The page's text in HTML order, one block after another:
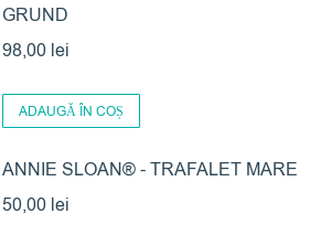
GRUND
98,00 lei
ADAUGĂ ÎN COȘ
ANNIE SLOAN® - TRAFALET MARE
50,00 lei